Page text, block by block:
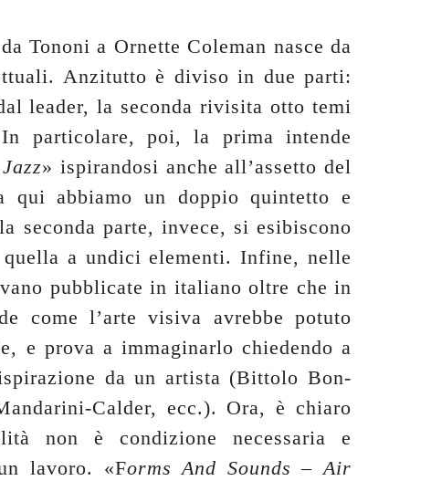
Tononi a Ornette Coleman nasce da
Anzitutto è diviso in due parti:
leader, la seconda rivisita otto temi
particolare, poi, la prima intende
» ispirandosi anche all’assetto del
qui abbiamo un doppio quintetto e
seconda parte, invece, si esibiscono
a undici elementi. Infine, nelle
pubblicate in italiano oltre che in
come l’arte visiva avrebbe potuto
e prova a immaginarlo chiedendo a
da un artista (Bittolo Bon-
Calder, ecc.). Ora, è chiaro
non è condizione necessaria e
lavoro. «Forms And Sounds – Air